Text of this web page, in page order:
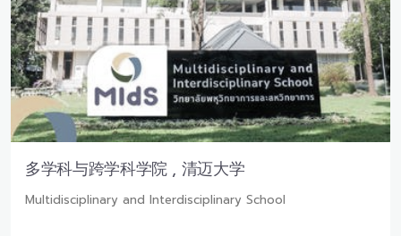
多学科与跨学科学院 , 清迈大学
Multidisciplinary and Interdisciplinary School